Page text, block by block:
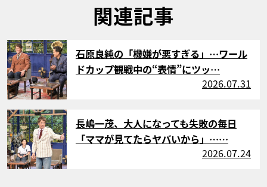
関連記事
サムネイル
石原良純の「機嫌が悪すぎる」…ワール
ドカップ観戦中の“表情”にツッ…
2026.07.31
サムネイル
長嶋一茂、大人になっても失敗の毎日
「ママが見てたらヤバいから」……
2026.07.24